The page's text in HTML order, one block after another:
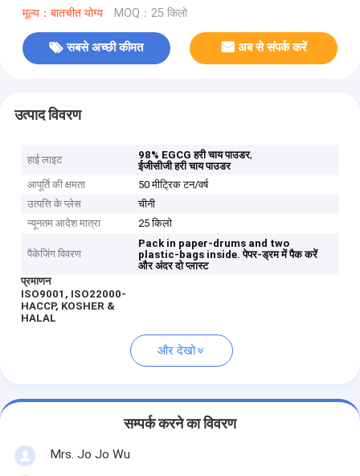
मूल्य：बातचीत योग्य MOQ：25 किलो
सबसे अच्छी कीमत अब से संपर्क करें
उत्पाद विवरण
हाई लाइट 98% EGCG हरी चाय पाउडर,
ईजीसीजी हरी चाय पाउडर
आपूर्ति की क्षमता
50 मीट्रिक टन/वर्ष
उत्पत्ति के प्लेस
चीनी
न्यूनतम आदेश मात्रा
25 किलो
पैकेजिंग विवरण
Pack in paper-drums and two
plastic-bags inside. पेपर-ड्रम में पैक करें
और अंदर दो प्लास्ट
प्रमाणन
ISO9001, ISO22000-
HACCP, KOSHER &
HALAL
और देखो
सम्पर्क करने का विवरण
Mrs. Jo Jo Wu